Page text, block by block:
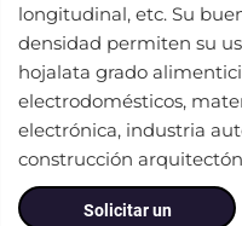
longitudinal, etc. Su
densidad permiten su
hojalata grado
electrodomésticos,
electrónica, industria
construcción
Solicitar un